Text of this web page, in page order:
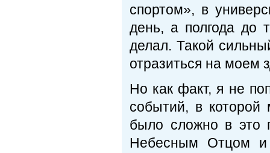
спортом», в
день, а полгода до
делал. Такой
отразиться на моем
Но как факт, я не
событий, в
было сложно в это
Небесным Отцом и